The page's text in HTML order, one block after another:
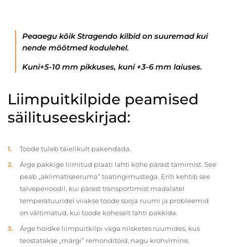
Peaaegu kõik Stragendo kilbid on suuremad kui
nende mõõtmed kodulehel.
Kuni+5-10 mm pikkuses, kuni +3-6 mm laiuses.
Liimpuitkilpide peamised
säilituseeskirjad:
Toode tuleb täielikult pakendada.
Ärge pakkige liimitud plaati lahti kohe pärast tarnimist. See
peab „aklimatiseeruma” toatingimustega. Eriti kehtib see
talveperioodil, kui pärast transportimist madalatel
temperatuuridel viiakse toode sooja ruumi ja probleemid
on vältimatud, kui toode koheselt lahti pakkida.
Ärge hoidke liimpuitkilpi väga niisketes ruumides, kus
teostatakse „märgi” remonditöid, nagu krohvimine,